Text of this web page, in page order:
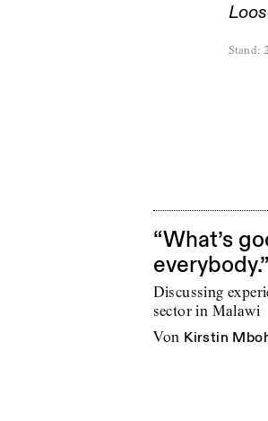
Stand:
“What’s
everybody.”
Discussing
sector in Malawi
von Kirstin